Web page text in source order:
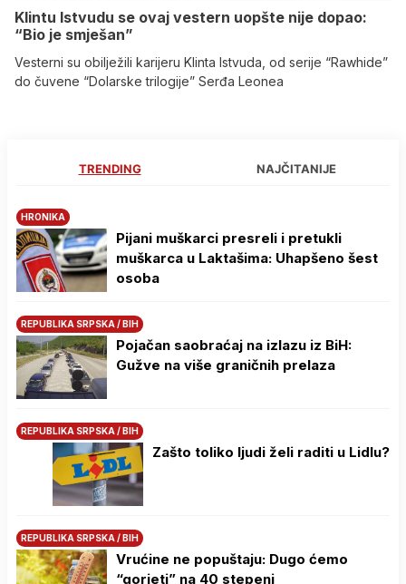
Klintu Istvudu se ovaj vestern uopšte nije dopao:
“Bio je smješan”
Vesterni su obilježili karijeru Klinta Istvuda, od serije “Rawhide”
do čuvene “Dolarske trilogije” Serđa Leonea
TRENDING NAJČITANIJE
HRONIKA
Pijani muškarci presreli i pretukli
muškarca u Laktašima: Uhapšeno šest
osoba
REPUBLIKA SRPSKA / BIH
Pojačan saobraćaj na izlazu iz BiH:
Gužve na više graničnih prelaza
REPUBLIKA SRPSKA / BIH
Zašto toliko ljudi želi raditi u Lidlu?
REPUBLIKA SRPSKA / BIH
Vrućine ne popuštaju: Dugo ćemo
“gorjeti” na 40 stepeni